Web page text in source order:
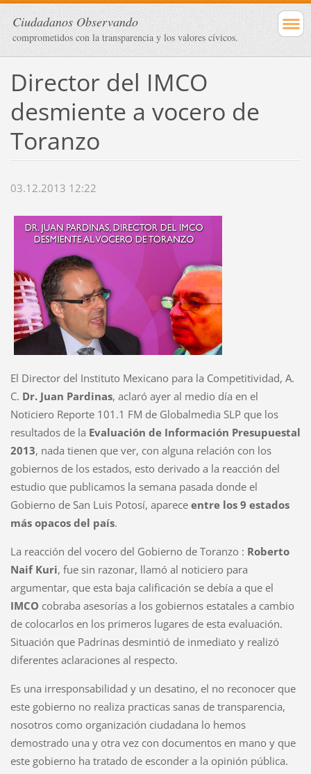
Ciudadanos Observando
comprometidos con la transparencia y los valores cívicos.
Director del IMCO
desmiente a vocero de
Toranzo
03.12.2013 12:22
El Director del Instituto Mexicano para la Competitividad, A.
C. Dr. Juan Pardinas, aclaró ayer al medio día en el
Noticiero Reporte 101.1 FM de Globalmedia SLP que los
resultados de la Evaluación de Información Presupuestal
2013, nada tienen que ver, con alguna relación con los
gobiernos de los estados, esto derivado a la reacción del
estudio que publicamos la semana pasada donde el
Gobierno de San Luis Potosí, aparece entre los 9 estados
más opacos del país.
La reacción del vocero del Gobierno de Toranzo : Roberto
Naif Kuri, fue sin razonar, llamó al noticiero para
argumentar, que esta baja calificación se debía a que el
IMCO cobraba asesorías a los gobiernos estatales a cambio
de colocarlos en los primeros lugares de esta evaluación.
Situación que Padrinas desmintió de inmediato y realizó
diferentes aclaraciones al respecto.
Es una irresponsabilidad y un desatino, el no reconocer que
este gobierno no realiza practicas sanas de transparencia,
nosotros como organización ciudadana lo hemos
demostrado una y otra vez con documentos en mano y que
este gobierno ha tratado de esconder a la opinión pública.